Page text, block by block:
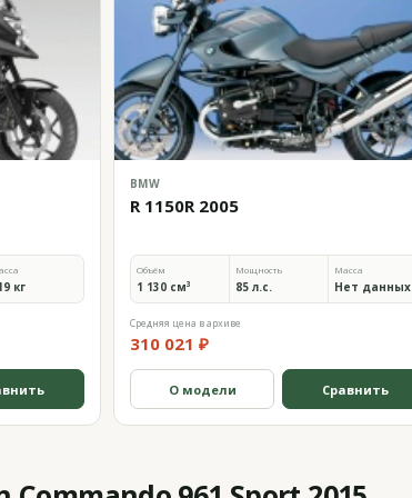
кг
BMW
R 1150R 2005
Объём
1 130 см³
Мощность
85 л.с.
Масса
Нет данных
Средняя цена в архиве
310 021 ₽
О модели Сравнить